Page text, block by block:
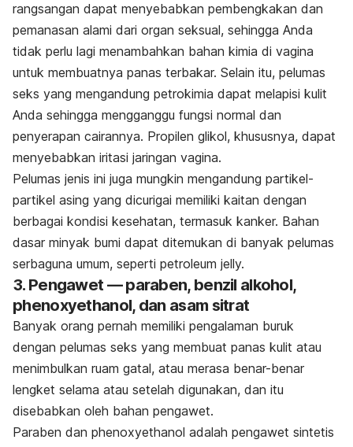
rangsangan dapat menyebabkan pembengkakan dan
pemanasan alami dari organ seksual, sehingga Anda
tidak perlu lagi menambahkan bahan kimia di vagina
untuk membuatnya panas terbakar. Selain itu, pelumas
seks yang mengandung petrokimia dapat melapisi kulit
Anda sehingga mengganggu fungsi normal dan
penyerapan cairannya. Propilen glikol, khususnya, dapat
menyebabkan iritasi jaringan vagina.
Pelumas jenis ini juga mungkin mengandung partikel-
partikel asing yang dicurigai memiliki kaitan dengan
berbagai kondisi kesehatan, termasuk kanker. Bahan
dasar minyak bumi dapat ditemukan di banyak pelumas
serbaguna umum, seperti petroleum jelly.
3. Pengawet — paraben, benzil alkohol,
phenoxyethanol, dan asam sitrat
Banyak orang pernah memiliki pengalaman buruk
dengan pelumas seks yang membuat panas kulit atau
menimbulkan ruam gatal, atau merasa benar-benar
lengket selama atau setelah digunakan, dan itu
disebabkan oleh bahan pengawet.
Paraben dan phenoxyethanol adalah pengawet sintetis